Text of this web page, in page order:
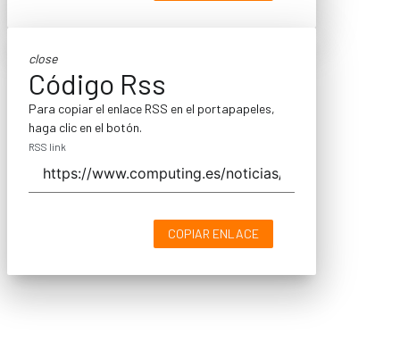
close
Código Rss
Para copiar el enlace RSS en el portapapeles,
haga clic en el botón.
RSS link
COPIAR ENLACE